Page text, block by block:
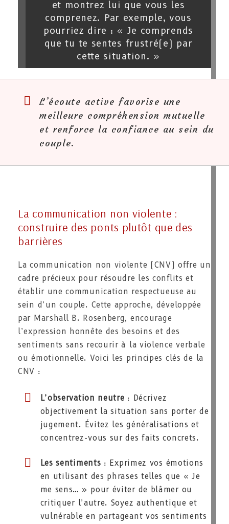
et montrez lui que vous les
comprenez. Par exemple, vous
pourriez dire : « Je comprends
que tu te sentes frustré(e) par
cette situation. »
L’écoute active favorise une
meilleure compréhension mutuelle
et renforce la confiance au sein du
couple.
La communication non violente :
construire des ponts plutôt que des
barrières
La communication non violente (CNV) offre un
cadre précieux pour résoudre les conflits et
établir une communication respectueuse au
sein d’un couple. Cette approche, développée
par Marshall B. Rosenberg, encourage
l’expression honnête des besoins et des
sentiments sans recourir à la violence verbale
ou émotionnelle. Voici les principes clés de la
CNV :
L’observation neutre : Décrivez
objectivement la situation sans porter de
jugement. Évitez les généralisations et
concentrez-vous sur des faits concrets.
Les sentiments : Exprimez vos émotions
en utilisant des phrases telles que « Je
me sens… » pour éviter de blâmer ou
critiquer l’autre. Soyez authentique et
vulnérable en partageant vos sentiments